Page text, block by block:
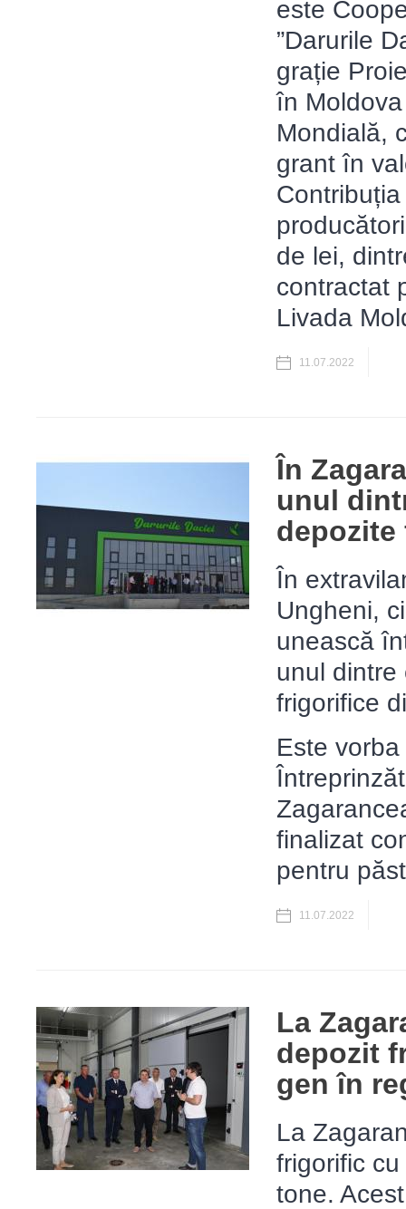
este
”Darurile
grație
în
Mondială,
grant în
de lei,
contractat
Livada
11.07.2022
În
unul
În
Ungheni,
unească
unul dintre
frigorifice
Este
finalizat
pentru
11.07.2022
La
depozit
gen în
La
frigorific
tone.